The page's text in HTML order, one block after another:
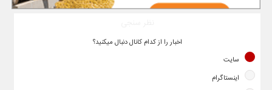
اخبار را از کدام کانال دنبال میکنید؟
سایت
اینستاگرام